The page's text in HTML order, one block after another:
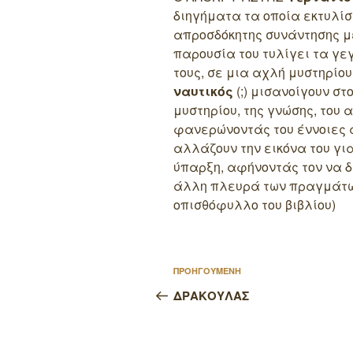
διηγήματα τα οποία
απροσδόκητης συνάντησης
παρουσία του τυλίγει τα
τους, σε μια αχλή
ναυτικός (;) μισανοίγουν
μυστηρίου, της γνώσης,
φανερώνοντάς του έννοιες
αλλάζουν την εικόνα του
ύπαρξη, αφήνοντάς τον να
άλλη πλευρά των
οπισθόφυλλο του βιβλίου)
Πλοήγηση
άρθρων
Προηγούμενο
άρθρο
ΠΡΟΗΓΟΥΜΕΝΗ
ΔΡΑΚΟΥΛΑΣ